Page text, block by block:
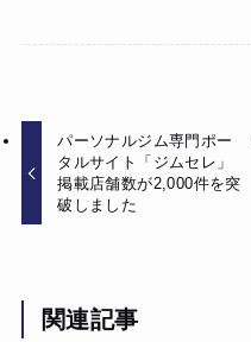
パーソナルジム専門ポー
タルサイト「ジムセレ」
掲載店舗数が2,000件を突
破しました
関連記事